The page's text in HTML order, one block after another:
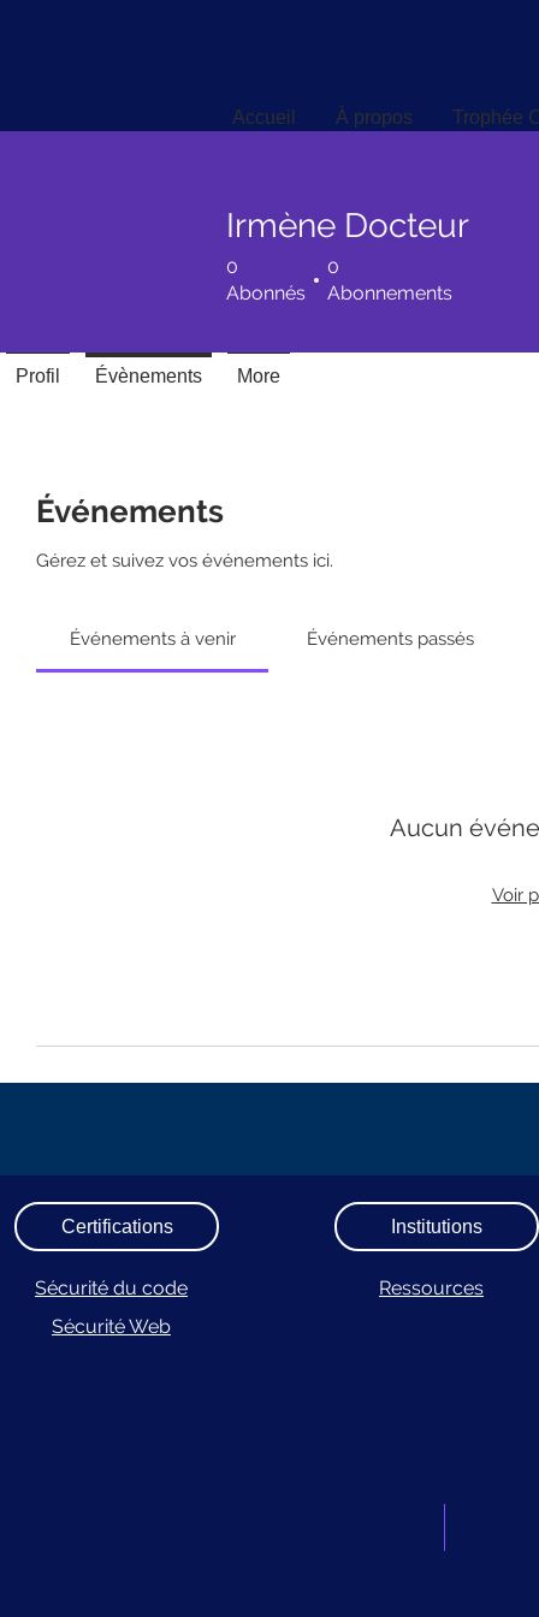
Accueil À propos Trophée
Événements
Gérez et suivez vos événements ici.
Événements à venir Événements passés
Aucun
Voir
Irmène Docteur
0
Abonnés
0
Abonnements
Profil Évènements More
Certifications
Sécurité du code
Sécurité Web
Institutions
Ressources